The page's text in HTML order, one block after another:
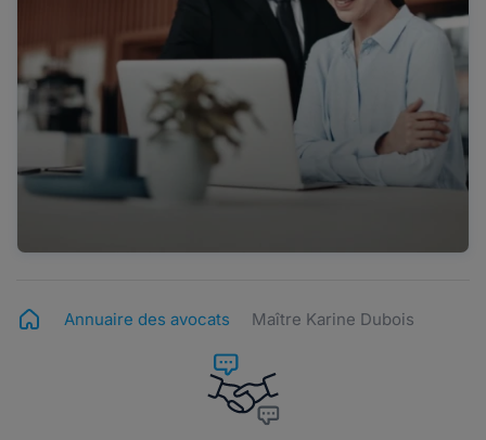
Annuaire des avocats Maître Karine Dubois